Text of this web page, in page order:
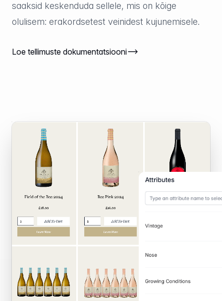
saaksid keskenduda sellele, mis on kõige
olulisem: erakordsetest veinidest kujunemisele.
Loe tellimuste dokumentatsiooni